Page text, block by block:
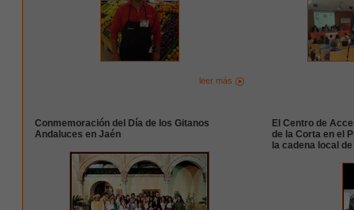
leer más
Conmemoración del Día de los Gitanos
Andaluces en Jaén
El Centro de
de la Corta en el
la cadena local